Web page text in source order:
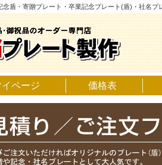
念盾・寄贈プレート・卒業記念プレート(盾)・社名
イページ 価格表